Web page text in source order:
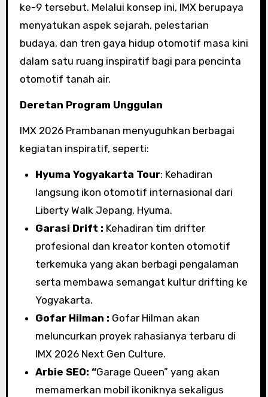
ke-9 tersebut. Melalui konsep ini, IMX berupaya
menyatukan aspek sejarah, pelestarian
budaya, dan tren gaya hidup otomotif masa kini
dalam satu ruang inspiratif bagi para pencinta
otomotif tanah air.
Deretan Program Unggulan
IMX 2026 Prambanan menyuguhkan berbagai
kegiatan inspiratif, seperti:
Hyuma Yogyakarta Tour: Kehadiran
langsung ikon otomotif internasional dari
Liberty Walk Jepang, Hyuma.
Garasi Drift : Kehadiran tim drifter
profesional dan kreator konten otomotif
terkemuka yang akan berbagi pengalaman
serta membawa semangat kultur drifting ke
Yogyakarta.
Gofar Hilman : Gofar Hilman akan
meluncurkan proyek rahasianya terbaru di
IMX 2026 Next Gen Culture.
Arbie SEO: “Garage Queen” yang akan
memamerkan mobil ikoniknya sekaligus